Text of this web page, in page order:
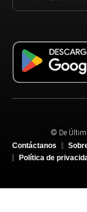
© De
Contáctanos
Política de